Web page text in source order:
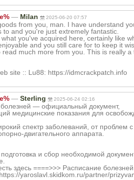
— Milan 2025-06-20 07:57
from you, man. I have understand
to and you're just extremely fantastic.
you've acquired here, certainly like
and you still care for to keep it
read much more from you. This is really a
site :: Lu88: https://idmcrackpatch.info
— Sterling 2025-06-24 02:16
— официальный документ,
медицинские показания для
спектр заболеваний, от проблем
двигательного аппарата.
и сбор необходимой
здесь ====>>> Расписание
yaroslavl.skidkom.ru/partner/